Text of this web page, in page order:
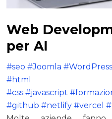
Web
per AI
#seo #Joomla
#html
#css #javascript
#github #netlify #vercel